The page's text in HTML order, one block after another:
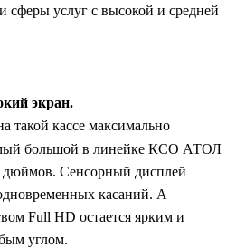
сферы услуг с высокой и средней
экран.
такой кассе максимально
большой в линейке КСО АТОЛ
дюймов. Сенсорный дисплей
касаний. А
Full HD остается ярким и
углом.